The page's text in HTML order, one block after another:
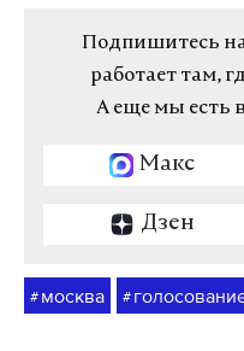
Подпишитесь
работает там,
А еще мы есть в
Макс
Дзен
# москва #